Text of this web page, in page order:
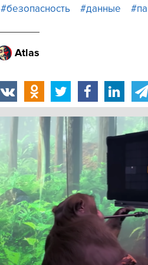
#безопасность #данные
Atlas